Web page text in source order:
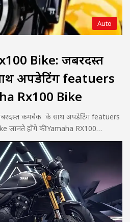
Auto
Bike: जबरदस्त
अपडेटिंग featuers
Rx100 Bike
कमबैक के साथ अपडेटिंग featuers
जानते होंगे की Yamaha RX100…